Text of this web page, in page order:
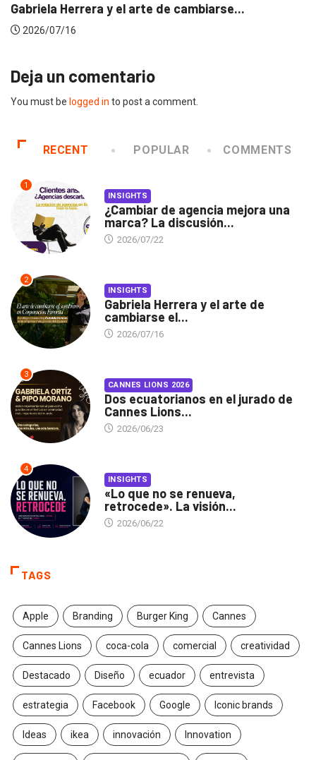
Gabriela Herrera y el arte de cambiarse...
2026/07/16
Deja un comentario
You must be logged in to post a comment.
RECENT POPULAR COMMENTS
1
INSIGHTS
¿Cambiar de agencia mejora una
marca? La discusión...
2026/07/22
2
INSIGHTS
Gabriela Herrera y el arte de
cambiarse el...
2026/07/16
3
CANNES LIONS 2026
Dos ecuatorianos en el jurado de
Cannes Lions...
2026/06/23
4
INSIGHTS
«Lo que no se renueva,
retrocede». La visión...
2026/06/22
TAGS
Apple Branding Burger King Cannes
Cannes Lions coca-cola comercial creatividad
Destacado Diseño ecuador entrevista
estrategia Facebook Google Iconic brands
Ideas ikea innovación Innovation